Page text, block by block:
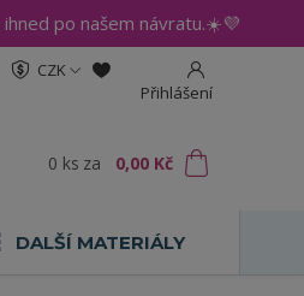
po našem návratu.☀️💜
CZK
Přihlášení
0 ks za 0,00 Kč
DALŠÍ MATERIÁLY